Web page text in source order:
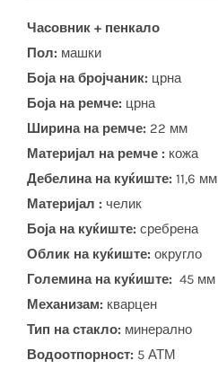
6,960.00 ден.
Часовник + пенкало
Пол: машки
Боја на бројчаник: црна
Боја на ремче: црна
Ширина на ремче: 22 мм
Материјал на ремче : кожа
Дебелина на куќиште: 11,6 мм
Материјал : челик
Боја на куќиште: сребрена
Облик на куќиште: округло
Големина на куќиште: 45 мм
Механизам: кварцен
Тип на стакло: минерално
Водоотпорност: 5 АТМ